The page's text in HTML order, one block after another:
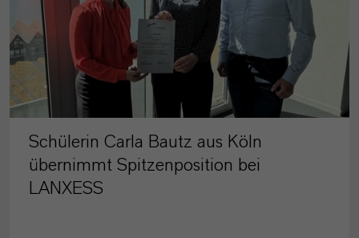
Schülerin Carla Bautz aus Köln
übernimmt Spitzenposition bei
LANXESS